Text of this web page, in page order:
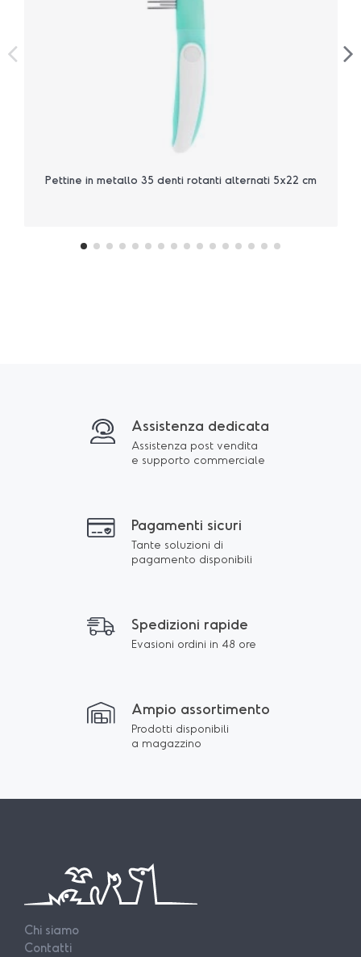
Pettine in metallo 35 denti rotanti alternati 5x22 cm
Assistenza dedicata
Assistenza post vendita
e supporto commerciale
Pagamenti sicuri
Tante soluzioni di
pagamento disponibili
Spedizioni rapide
Evasioni ordini in 48 ore
Ampio assortimento
Prodotti disponibili
a magazzino
Chi siamo
Contatti